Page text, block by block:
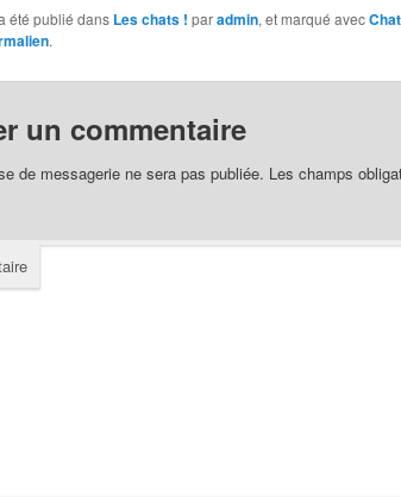
été publié dans Les chats ! paradmin, et marqué avec
.
un commentaire
de messagerie ne sera pas publiée. Les champs